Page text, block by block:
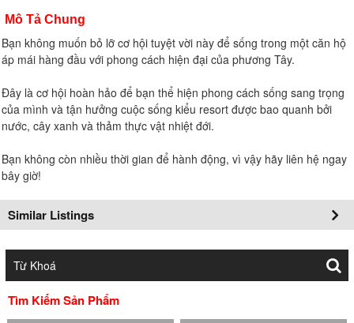
Mô Tả Chung
Bạn không muốn bỏ lỡ cơ hội tuyệt vời này để sống trong một căn hộ
áp mái hàng đầu với phong cách hiện đại của phương Tây.
Đây là cơ hội hoàn hảo để bạn thể hiện phong cách sống sang trọng
của mình và tận hưởng cuộc sống kiểu resort được bao quanh bởi
nước, cây xanh và thảm thực vật nhiệt đới.
Bạn không còn nhiều thời gian để hành động, vì vậy hãy liên hệ ngay
bây giờ!
Similar Listings
Tìm Kiếm Sản Phẩm